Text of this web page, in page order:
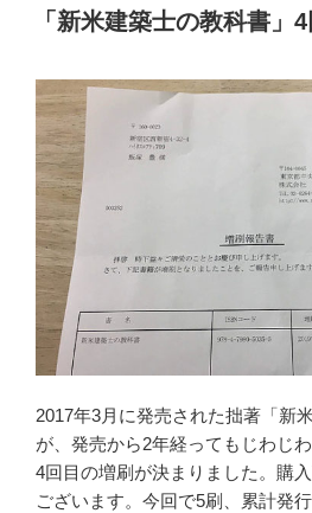
「新米建築士の教科書」
2017年3月に発売された拙著「新
が、発売から2年経ってもじわじ
4回目の増刷が決まりました。購
ございます。今回で5刷、累計発